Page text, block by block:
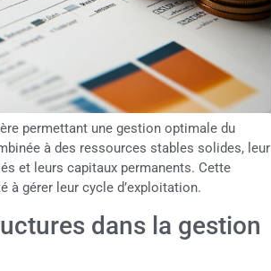
permettant une gestion optimale du
à des ressources stables solides, leur
et leurs capitaux permanents. Cette
à gérer leur cycle d’exploitation.
dans la gestion